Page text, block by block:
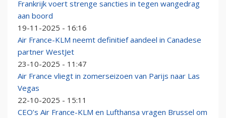
Frankrijk voert strenge sancties in tegen wangedrag
aan boord
19-11-2025 - 16:16
Air France-KLM neemt definitief aandeel in Canadese
partner WestJet
23-10-2025 - 11:47
Air France vliegt in zomerseizoen van Parijs naar Las
Vegas
22-10-2025 - 15:11
CEO’s Air France-KLM en Lufthansa vragen Brussel om